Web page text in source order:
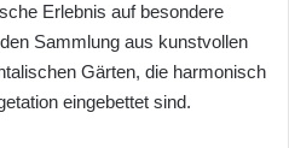
Erlebnis auf besondere
Sammlung aus kunstvollen
Gärten, die harmonisch
eingebettet sind.